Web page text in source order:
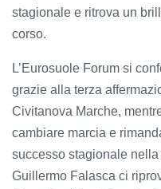
stagionale e ritrova un
corso.
L’Eurosuole Forum si
grazie alla terza
Civitanova Marche,
cambiare marcia e
successo stagionale
Guillermo Falasca ci